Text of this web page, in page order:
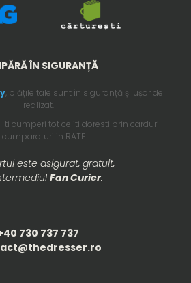
ÎN SIGURANȚĂ
, plățile tale sunt în siguranță și ușor de
realizat.
ti cumperi tot ce iti doresti prin carduri
in RATE.
este asigurat, gratuit,
Fan Curier.
730 737 737